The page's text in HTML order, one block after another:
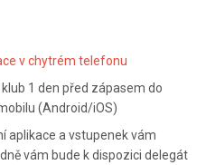
v chytrém telefonu
1 den před zápasem do
(Android/iOS)
aplikace a vstupenek vám
vám bude k dispozici delegát